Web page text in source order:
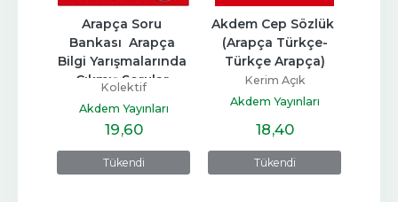
Tükendi
Arapça Soru
Bankası  Arapça
Bilgi Yarışmalarında
Çıkmış Sorular
Kolektif
Akdem Yayınları
19,60
Tükendi
Akdem Cep Sözlük
(Arapça Türkçe-
Türkçe Arapça)
Kerim Açık
Akdem Yayınları
18,40